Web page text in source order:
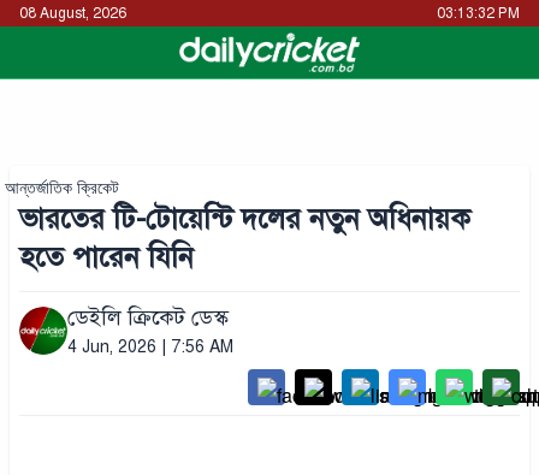
08 August, 2026 03:13:32 PM
আন্তর্জাতিক ক্রিকেট
ভারতের টি-টোয়েন্টি দলের নতুন অধিনায়ক
হতে পারেন যিনি
ডেইলি ক্রিকেট ডেস্ক
4 Jun, 2026 | 7:56 AM